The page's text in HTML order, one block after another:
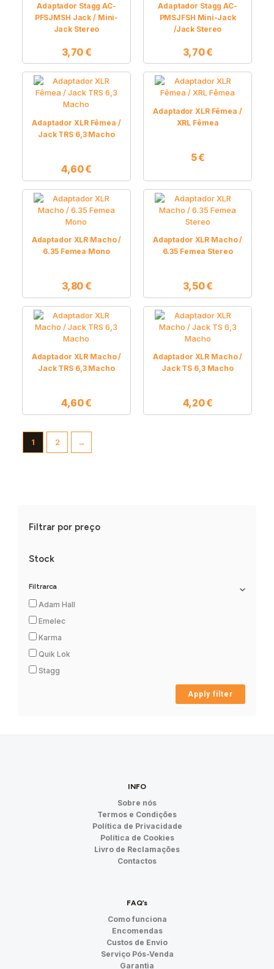
Filtrar por preço
Stock
Filtrarca
Adam Hall
Emelec
Karma
Quik Lok
Stagg
Apply filter
Adaptador Stagg AC-
PFSJMSH Jack / Mini-
Jack Stereo
3,70€
Adaptador Stagg AC-
PMSJFSH Mini-Jack
/Jack Stereo
3,70€
Adaptador XLR Fêmea /
Jack TRS 6,3 Macho
4,60€
Adaptador XLR Fêmea /
XRL Fêmea
5€
Adaptador XLR Macho /
6.35 Femea Mono
3,80€
Adaptador XLR Macho /
6.35 Femea Stereo
3,50€
Adaptador XLR Macho /
Jack TRS 6,3 Macho
4,60€
Adaptador XLR Macho /
Jack TS 6,3 Macho
4,20€
1 2 →
INFO
Sobre nós
Termos e Condições
Política de Privacidade
Política de Cookies
Livro de Reclamações
Contactos
FAQ’s
Como funciona
Encomendas
Custos de Envio
Serviço Pós-Venda
Garantia